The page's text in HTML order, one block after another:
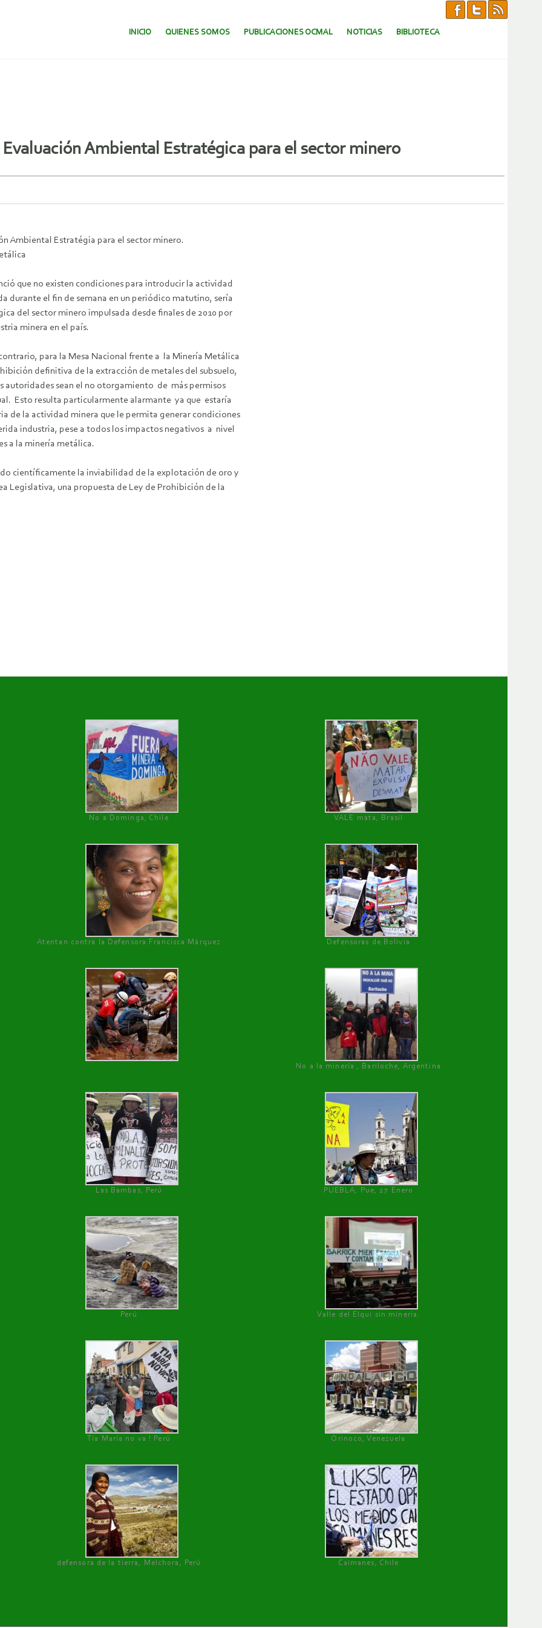
SALTAR AL CONTENIDO.
INICIO QUIENES SOMOS PUBLICACIONES OCMAL NOTICIAS BIBLIOTECA
Ambiental Estratégica para el sector minero
Ambiental Estratégia para el sector minero.
que no existen condiciones para introducir la actividad
durante el fin de semana en un periódico matutino, sería
del sector minero impulsada desde finales de 2010 por
minera en el país.
para la Mesa Nacional frente a la Minería Metálica
definitiva de la extracción de metales del subsuelo,
autoridades sean el no otorgamiento de más permisos
Esto resulta particularmente alarmante ya que estaría
de la actividad minera que le permita generar condiciones
industria, pese a todos los impactos negativos a nivel
a la minería metálica.
científicamente la inviabilidad de la explotación de oro y
Legislativa, una propuesta de Ley de Prohibición de la
No a Dominga, Chile
VALE mata, Brasil
Atentan contra la Defensora Francisca Márquez Defensoras de Bolivia
No a la minería , Bariloche, Argentina
Las Bambas, Perú PUEBLA, Pue, 27 Enero
Perú Valle del Elqui sin minería.
Tía María no va ! Perú Orinoco, Venezuela
defensora de la tierra, Melchora, Perú Caimanes, Chile